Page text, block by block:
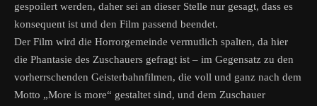
gespoilert werden, daher sei an dieser Stelle nur gesagt, dass es
konsequent ist und den Film passend beendet.
Der Film wird die Horrorgemeinde vermutlich spalten, da hier
die Phantasie des Zuschauers gefragt ist – im Gegensatz zu den
vorherrschenden Geisterbahnfilmen, die voll und ganz nach dem
Motto „More is more“ gestaltet sind, und dem Zuschauer